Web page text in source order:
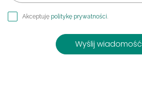
Akceptuję politykę prywatności.
Wyślij wiadomość